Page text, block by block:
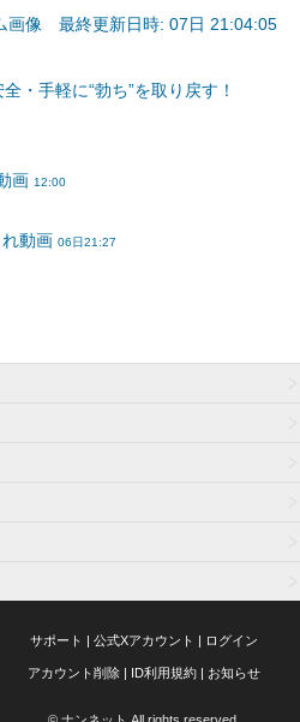
画像 最終更新日時: 07日 21:04:05
サポート | 公式Xアカウント | ログイン
アカウント削除 | ID利用規約 | お知らせ